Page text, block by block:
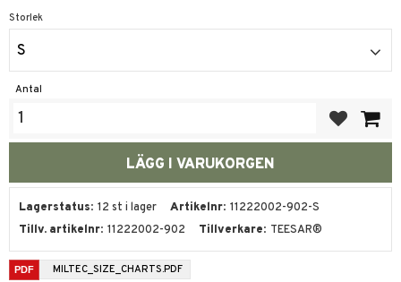
Storlek
S
Antal
Lagerstatus 12 st i lager Artikelnr 11222002-902-S
Tillv. artikelnr 11222002-902 Tillverkare TEESAR®
MILTEC_SIZE_CHARTS.PDF